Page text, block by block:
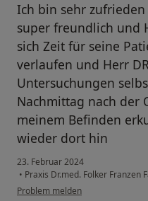
Ich bin sehr
super freundlich und
sich Zeit für seine
verlaufen und Herr
Untersuchungen
Nachmittag nach der
meinem Befinden
wieder dort hin
23. Februar 2024
• Praxis Dr.med. Folker Franzen
Problem melden